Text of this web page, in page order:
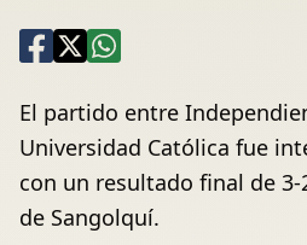
El partido entre
Universidad Católica fue
con un resultado final de
de Sangolquí.